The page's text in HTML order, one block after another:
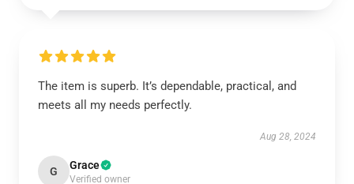
The item is superb. It’s dependable, practical, and
meets all my needs perfectly.
Aug 28, 2024
G Grace
Verified owner